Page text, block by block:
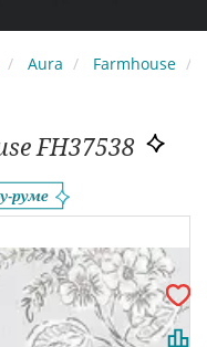
Aura Farmhouse
FH37538